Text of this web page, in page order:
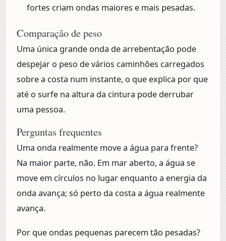
fortes criam ondas maiores e mais pesadas.
Comparação de peso
Uma única grande onda de arrebentação pode
despejar o peso de vários caminhões carregados
sobre a costa num instante, o que explica por que
até o surfe na altura da cintura pode derrubar
uma pessoa.
Perguntas frequentes
Uma onda realmente move a água para frente?
Na maior parte, não. Em mar aberto, a água se
move em círculos no lugar enquanto a energia da
onda avança; só perto da costa a água realmente
avança.
Por que ondas pequenas parecem tão pesadas?